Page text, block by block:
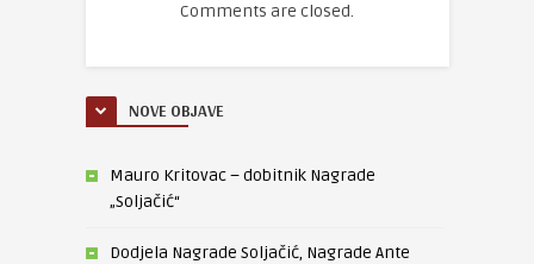
Comments are closed.
NOVE OBJAVE
Mauro Kritovac – dobitnik Nagrade
„Soljačić“
Dodjela Nagrade Soljačić, Nagrade Ante